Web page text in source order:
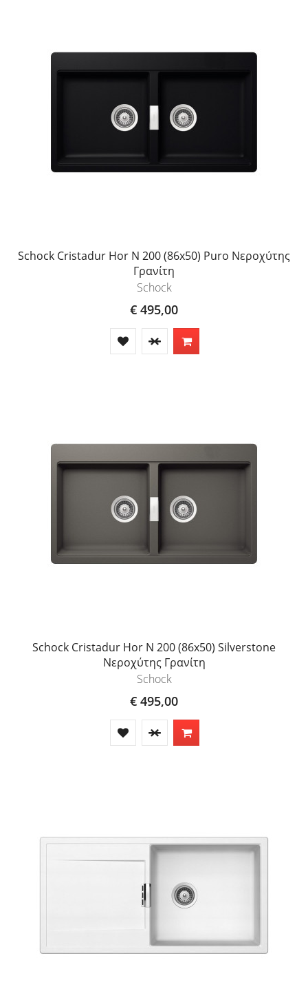
Schock Cristadur Hor N 200 (86x50) Puro Νεροχύτης
Γρανίτη
Schock
€ 495,00
Schock Cristadur Hor N 200 (86x50) Silverstone
Νεροχύτης Γρανίτη
Schock
€ 495,00